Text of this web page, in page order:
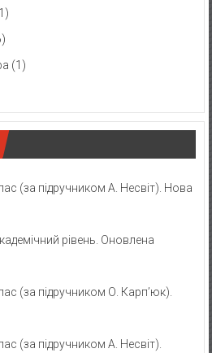
(1)
(за підручником А. Несвіт). Нова
рівень. Оновлена
(за підручником О. Карп’юк).
(за підручником А. Несвіт).